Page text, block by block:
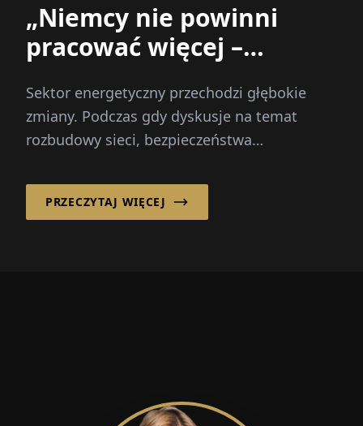
„Niemcy nie powinni
pracować więcej –
Sektor energetyczny przechodzi głębokie
zmiany. Podczas gdy dyskusje na temat
rozbudowy sieci, bezpieczeństwa
debacie publicznej...
PRZECZYTAJ WIĘCEJ